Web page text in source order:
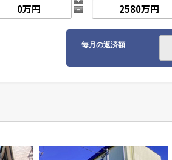
毎月の返済額